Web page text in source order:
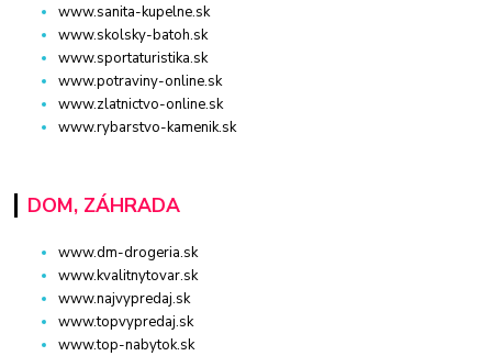
www.sanita-kupelne.sk
www.skolsky-batoh.sk
www.sportaturistika.sk
www.potraviny-online.sk
www.zlatnictvo-online.sk
www.rybarstvo-kamenik.sk
DOM, ZÁHRADA
www.dm-drogeria.sk
www.kvalitnytovar.sk
www.najvypredaj.sk
www.topvypredaj.sk
www.top-nabytok.sk